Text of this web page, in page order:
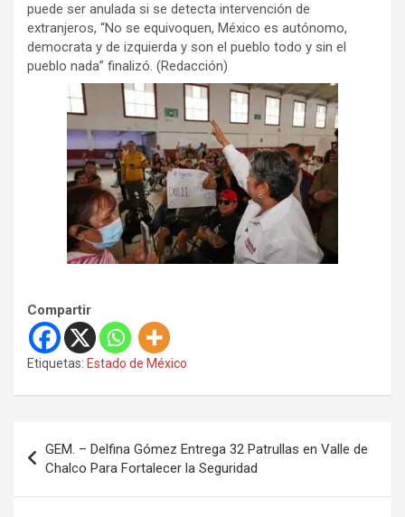
puede ser anulada si se detecta intervención de
extranjeros, “No se equivoquen, México es autónomo,
democrata y de izquierda y son el pueblo todo y sin el
pueblo nada” finalizó. (Redacción)
Compartir
Etiquetas: Estado de México
v
GEM. – Delfina Gómez Entrega 32 Patrullas en Valle de
Chalco Para Fortalecer la Seguridad